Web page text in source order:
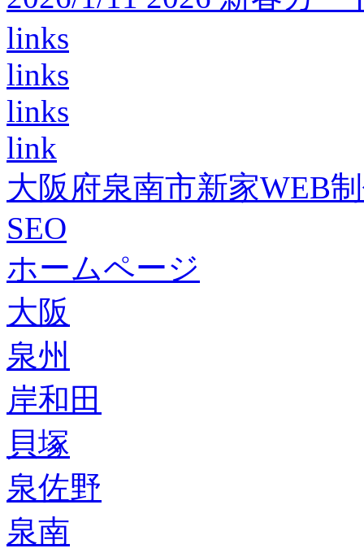
links
links
links
link
大阪府泉南市新家WEB
SEO
ホームページ
大阪
泉州
岸和田
貝塚
泉佐野
泉南